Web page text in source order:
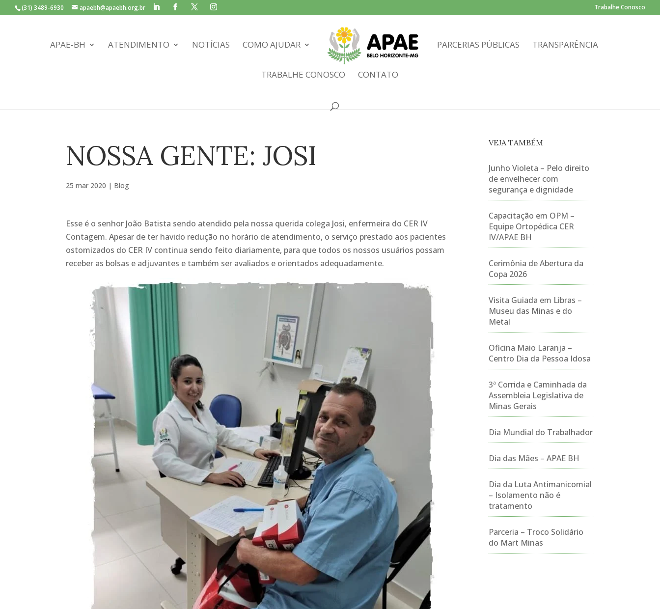
(31) 3489-6930 apaebh@apaebh.org.br Trabalhe Conosco
APAE-BH ATENDIMENTO NOTÍCIAS COMO AJUDAR PARCERIAS PÚBLICAS TRANSPARÊNCIA
TRABALHE CONOSCO CONTATO
NOSSA GENTE: JOSI
25 mar 2020 | Blog
Esse é o senhor João Batista sendo atendido pela nossa querida colega Josi, enfermeira do CER IV
Contagem. Apesar de ter havido redução no horário de atendimento, o serviço prestado aos pacientes
ostomizados do CER IV continua sendo feito diariamente, para que todos os nossos usuários possam
receber as bolsas e adjuvantes e também ser avaliados e orientados adequadamente.
VEJA TAMBÉM
Junho Violeta – Pelo direito
de envelhecer com
segurança e dignidade
Capacitação em OPM –
Equipe Ortopédica CER
IV/APAE BH
Cerimônia de Abertura da
Copa 2026
Visita Guiada em Libras –
Museu das Minas e do
Metal
Oficina Maio Laranja –
Centro Dia da Pessoa Idosa
3ª Corrida e Caminhada da
Assembleia Legislativa de
Minas Gerais
Dia Mundial do Trabalhador
Dia das Mães – APAE BH
Dia da Luta Antimanicomial
– Isolamento não é
tratamento
Parceria – Troco Solidário
do Mart Minas